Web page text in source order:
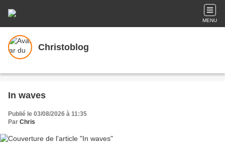
MENU
Christoblog
In waves
Publié le 03/08/2026 à 11:35
Par Chris